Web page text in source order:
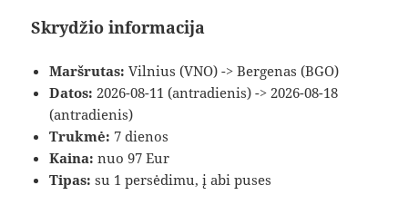
Skrydžio informacija
Maršrutas: Vilnius (VNO) -> Bergenas (BGO)
Datos: 2026-08-11 (antradienis) -> 2026-08-18
(antradienis)
Trukmė: 7 dienos
Kaina: nuo 97 Eur
Tipas: su 1 persėdimu, į abi puses